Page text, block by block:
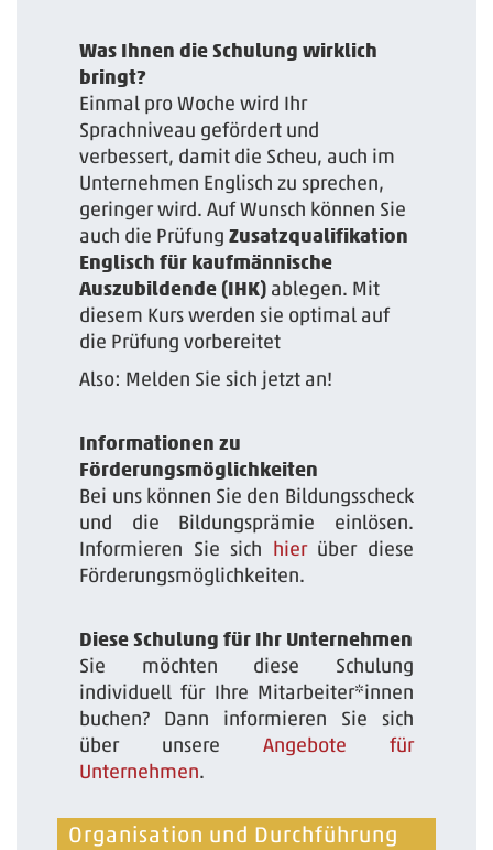
Was Ihnen die Schulung wirklich
bringt?
Einmal pro Woche wird Ihr
Sprachniveau gefördert und
verbessert, damit die Scheu, auch im
Unternehmen Englisch zu sprechen,
geringer wird. Auf Wunsch können Sie
auch die PrüfungZusatzqualifikation
Englisch für kaufmännische
Auszubildende (IHK) ablegen. Mit
diesem Kurs werden sie optimal auf
die Prüfung vorbereitet
Also: Melden Sie sich jetzt an!
Informationen zu
Förderungsmöglichkeiten
Bei uns können Sie den Bildungsscheck
und die Bildungsprämie einlösen.
Informieren Sie sich hierüber diese
Förderungsmöglichkeiten.
Diese Schulung für Ihr Unternehmen
Sie möchten diese Schulung
individuell für Ihre Mitarbeiter*innen
buchen? Dann informieren Sie sich
über unsere Angebote für
Unternehmen.
Organisation und Durchführung